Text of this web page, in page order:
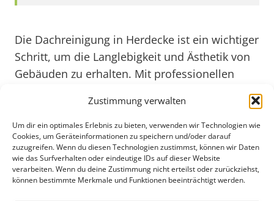
Zustimmung verwalten
Um dir ein optimales Erlebnis zu bieten, verwenden wir Technologien wie
Cookies, um Geräteinformationen zu speichern und/oder darauf
zuzugreifen. Wenn du diesen Technologien zustimmst, können wir Daten
wie das Surfverhalten oder eindeutige IDs auf dieser Website
verarbeiten. Wenn du deine Zustimmung nicht erteilst oder zurückziehst,
können bestimmte Merkmale und Funktionen beeinträchtigt werden.
Die Dachreinigung in Herdecke ist ein wichtiger
Schritt, um die Langlebigkeit und Ästhetik von
Gebäuden zu erhalten. Mit professionellen
Gewerbebetriebe, Kommunen und private
Haushalte sicherstellen, dass ihre Dächer frei
von Verschmutzungen, Moos und Algen sind.
Eine regelmäßige Reinigung nicht nur in
Herdecke, sondern auch in anderen Städten,